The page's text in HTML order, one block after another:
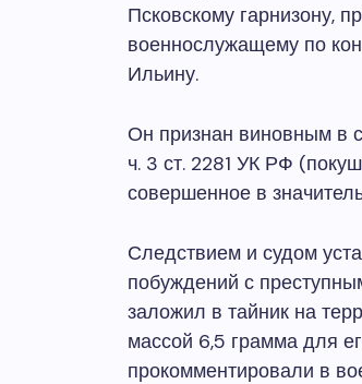
Псковскому гарнизону,
военнослужащему по
Ильину.
Он признан виновным в
ч. 3 ст. 2281 УК РФ
совершенное в
Следствием и судом
побуждений с
заложил в тайник на
массой 6,5 грамма для
прокомментировали в